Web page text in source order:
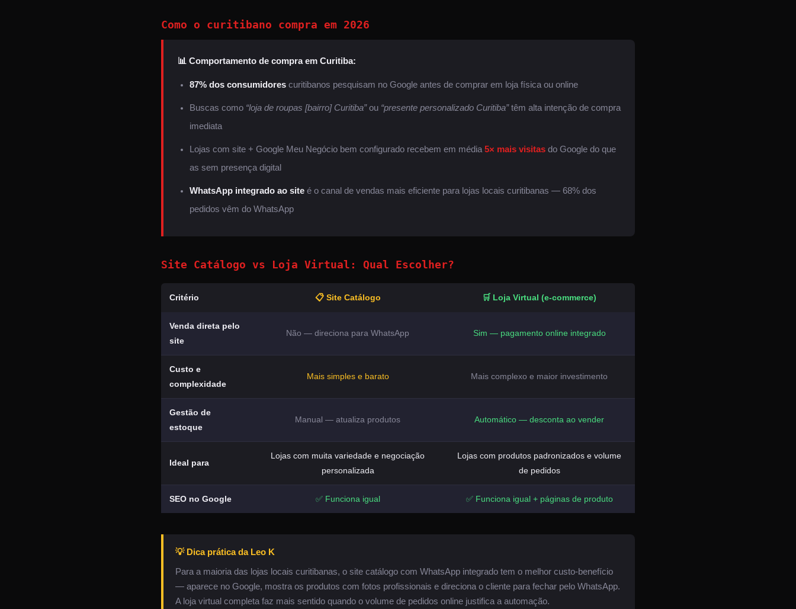
Como o curitibano compra em 2026
📊 Comportamento de compra em Curitiba:
87% dos consumidores curitibanos pesquisam no Google antes de comprar em loja física ou online
Buscas como “loja de roupas [bairro] Curitiba”ou “presente personalizado Curitiba”têm alta intenção de compra
imediata
Lojas com site + Google Meu Negócio bem configurado recebem em média 5× mais visitas do Google do que
as sem presença digital
WhatsApp integrado ao site é o canal de vendas mais eficiente para lojas locais curitibanas — 68% dos
pedidos vêm do WhatsApp
Site Catálogo vs Loja Virtual: Qual Escolher?
Critério 📋 Site Catálogo 🛒 Loja Virtual (e-commerce)
Venda direta pelo
site
Não — direciona para WhatsApp Sim — pagamento online integrado
Custo e
complexidade
Mais simples e barato Mais complexo e maior investimento
Gestão de
estoque
Manual — atualiza produtos Automático — desconta ao vender
Ideal para
Lojas com muita variedade e negociação
personalizada
Lojas com produtos padronizados e volume
de pedidos
SEO no Google ✅ Funciona igual ✅ Funciona igual + páginas de produto
💡 Dica prática da Leo K
Para a maioria das lojas locais curitibanas, o site catálogo com WhatsApp integrado tem o melhor custo-benefício
— aparece no Google, mostra os produtos com fotos profissionais e direciona o cliente para fechar pelo WhatsApp.
A loja virtual completa faz mais sentido quando o volume de pedidos online justifica a automação.